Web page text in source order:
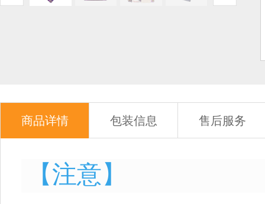
商品详情 包装信息 售后服务
【注意】